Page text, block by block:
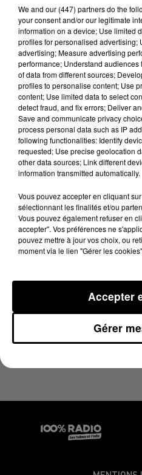
Lecture (2 min 22
100%
20 décembre 2023 - 2 min
LES INFOS DU TARN
We and our (447) partnersdo the
your consent and/or our legitimate
information on a device; Use limited
profiles for personalised advertising;
advertising; Measure advertising
performance; Understand
of data from different sources;
profiles to personalise content; Use
content; Use limited data to select
detect fraud, and fix errors; Deliver
Save and communicate privacy
process personal data such as IP
following functionalities: Identify
requested; Use precise geolocation
other data sources; Link different
information transmitted automatically.
Vous pouvez accepter en cliquant
sélectionnant les finalités et/ou
Vous pouvez également refuser en
accepter". Vos préférences ne
pouvez mettre à jour vos choix, ou
moment via le lien "Gérer les
Gérer
Accepter